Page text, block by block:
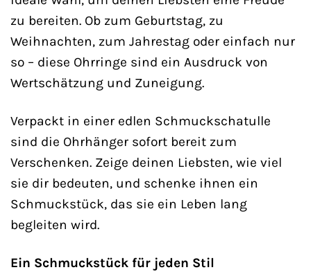
zu bereiten. Ob zum Geburtstag, zu
Weihnachten, zum Jahrestag oder einfach nur
so – diese Ohrringe sind ein Ausdruck von
Wertschätzung und Zuneigung.
Verpackt in einer edlen Schmuckschatulle
sind die Ohrhänger sofort bereit zum
Verschenken. Zeige deinen Liebsten, wie viel
sie dir bedeuten, und schenke ihnen ein
Schmuckstück, das sie ein Leben lang
begleiten wird.
Ein Schmuckstück für jeden Stil